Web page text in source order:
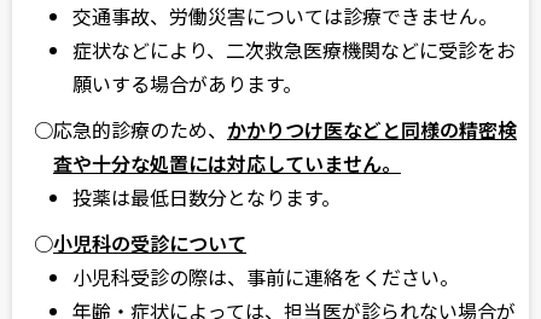
交通事故、労働災害については診療できません。
症状などにより、二次救急医療機関などに受診をお
願いする場合があります。
○応急的診療のため、 かかりつけ医などと同様の精密検
査や十分な処置には対応していません。
投薬は最低日数分となります。
○小児科の受診について
小児科受診の際は、事前に連絡をください。
年齢・症状によっては、担当医が診られない場合が